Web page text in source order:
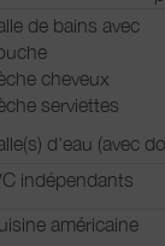
couvert, second
vélos.
complet
pour
en avril et
(taxe de séjour
de bains avec
cheveux
serviettes
d'eau (avec
indépendants
américaine